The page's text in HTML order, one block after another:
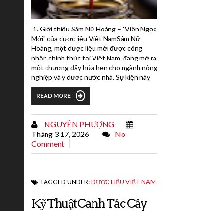
1. Giới thiệu Sâm Nữ Hoàng – "Viên Ngọc
Mới" của dược liệu Việt NamSâm Nữ
Hoàng, một dược liệu mới được công
nhận chính thức tại Việt Nam, đang mở ra
một chương đầy hứa hẹn cho ngành nông
nghiệp và y dược nước nhà. Sự kiện này
không chỉ đánh dấu một bước tiến quan
trọng trong nghiên cứu và phát triển
dược liệu bản địa mà còn khẳng định tiềm
năng to lớn của Việt Nam trong việc xây
dựng thương hiệu quốc gia trên thị
trường quốc tế.Dược liệu này...
READ MORE
NGUYỄN PHƯỢNG
Tháng 3 17, 2026
No
Comment
TAGGED UNDER:DƯỢC LIỆU VIỆT NAM
Kỹ Thuật Canh Tác Cây